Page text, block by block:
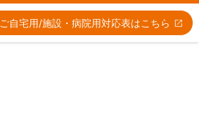
ご自宅用/施設・病院用対応表はこちら